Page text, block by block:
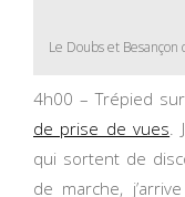
Le Doubs et
4h00 – Trépied
de prise de vues.
qui sortent de
de marche,